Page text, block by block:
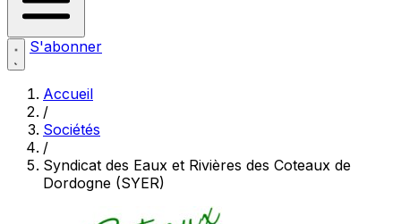
S'abonner
Accueil
/
Sociétés
/
Syndicat des Eaux et Rivières des Coteaux de
Dordogne (SYER)